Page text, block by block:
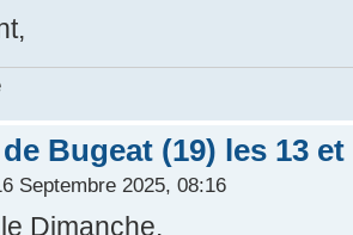
Bugeat (19) les 13
Septembre 2025, 08:16
Dimanche.